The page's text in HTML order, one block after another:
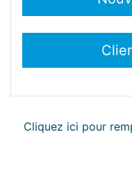
Cliquez ici pour